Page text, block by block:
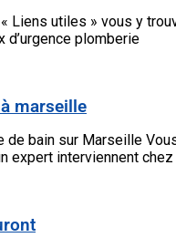
Liens utiles » vous y
d’urgence plomberie
marseille
de bain sur Marseille
expert interviennent